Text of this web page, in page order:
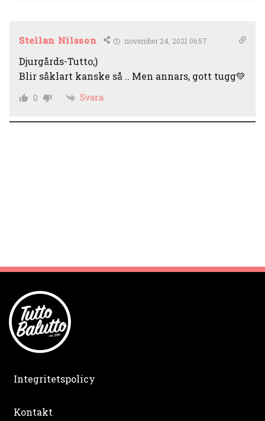
Stellan Nilsson november 24, 2021 06:57
Djurgårds-Tutto;)
Blir såklart kanske så .. Men annars, gott tugg💚
0 Svara
Integritetspolicy
Kontakt